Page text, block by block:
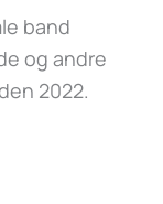
band
og andre
2022.